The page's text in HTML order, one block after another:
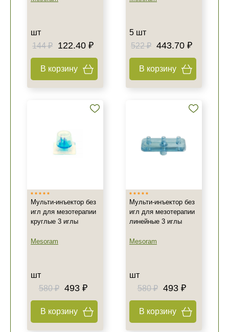
шт
144 ₽
122.40 ₽
В корзину
5 шт
522 ₽ 443.70 ₽
В корзину
Мульти-инъектор без
игл для мезотерапии
круглые 3 иглы
Mesoram
шт
580 ₽
493 ₽
В корзину
Мульти-инъектор без
игл для мезотерапии
линейные 3 иглы
Mesoram
шт
580 ₽
493 ₽
В корзину